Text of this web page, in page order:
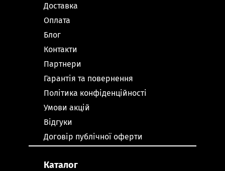
Доставка
Оплата
Блог
Контакти
Партнери
Гарантія та повернення
Політика конфіденційності
Умови акцій
Відгуки
Договір публічної оферти
Каталог